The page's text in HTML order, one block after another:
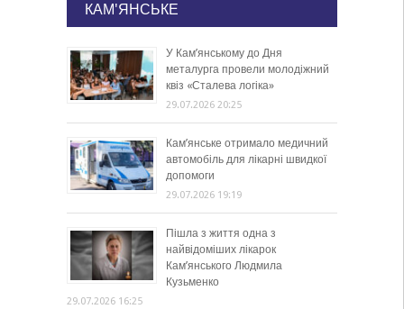
КАМ'ЯНСЬКЕ
У Кам’янському до Дня
металурга провели молодіжний
квіз «Сталева логіка»
29.07.2026 20:25
Кам’янське отримало медичний
автомобіль для лікарні швидкої
допомоги
29.07.2026 19:19
Пішла з життя одна з
найвідоміших лікарок
Кам’янського Людмила
Кузьменко
29.07.2026 16:25